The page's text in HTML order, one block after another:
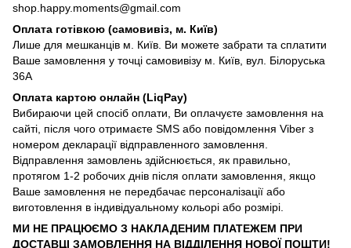
shop.happy.moments@gmail.com
Оплата готівкою (самовивіз, м. Київ)
Лише для мешканців м. Київ. Ви можете забрати та сплатити
Ваше замовлення у точці самовивізу м. Київ, вул. Білоруська
36А
Оплата картою онлайн (LiqPay)
Вибираючи цей спосіб оплати, Ви оплачуєте замовлення на
сайті, після чого отримаєте SMS або повідомлення Viber з
номером декларації відправленного замовлення.
Відправлення замовлень здійснюється, як правильно,
протягом 1-2 робочих днів після оплати замовлення, якщо
Ваше замовлення не передбачає персоналізації або
виготовлення в індивідуальному кольорі або розмірі.
МИ НЕ ПРАЦЮЄМО З НАКЛАДЕНИМ ПЛАТЕЖЕМ ПРИ
ДОСТАВЦІ ЗАМОВЛЕННЯ НА ВІДДІЛЕННЯ НОВОЇ ПОШТИ!